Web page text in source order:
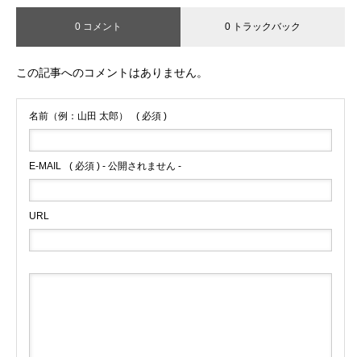
0 コメント 0 トラックバック
この記事へのコメントはありません。
名前（例：山田 太郎） ( 必須 )
E-MAIL ( 必須 ) - 公開されません -
URL